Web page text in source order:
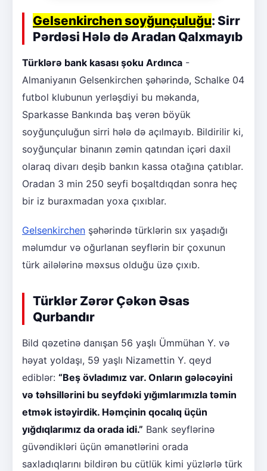
Gelsenkirchen soyğunçuluğu: Sirr
Pərdəsi Hələ də Aradan Qalxmayıb
Türklərə bank kasası şoku Ardınca -
Almaniyanın Gelsenkirchen şəhərində, Schalke 04
futbol klubunun yerləşdiyi bu məkanda,
Sparkasse Bankında baş verən böyük
soyğunçuluğun sirri hələ də açılmayıb. Bildirilir ki,
soyğunçular binanın zəmin qatından içəri daxil
olaraq divarı deşib bankın kassa otağına çatıblar.
Oradan 3 min 250 seyfi boşaltdıqdan sonra heç
bir iz buraxmadan yoxa çıxıblar.
Gelsenkirchen şəhərində türklərin sıx yaşadığı
məlumdur və oğurlanan seyflərin bir çoxunun
türk ailələrinə məxsus olduğu üzə çıxıb.
Türklər Zərər Çəkən Əsas
Qurbandır
Bild qəzetinə danışan 56 yaşlı Ümmühan Y. və
həyat yoldaşı, 59 yaşlı Nizamettin Y. qeyd
ediblər: “Beş övladımız var. Onların gələcəyini
və təhsillərini bu seyfdəki yığımlarımızla təmin
etmək istəyirdik. Həmçinin qocalıq üçün
yığdıqlarımız da orada idi.” Bank seyflərinə
güvəndikləri üçün əmanətlərini orada
saxladıqlarını bildirən bu cütlük kimi yüzlərlə türk